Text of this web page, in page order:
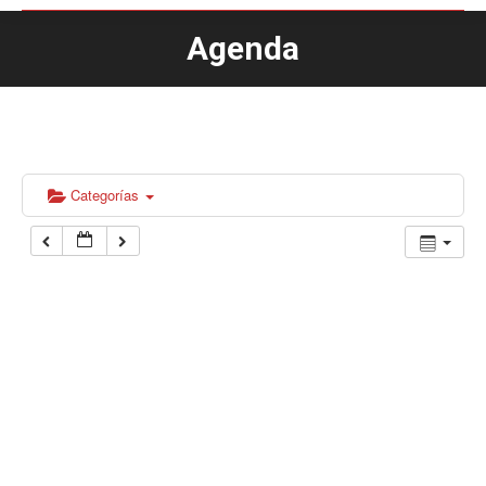
Agenda
Estás aquí:
Categorías